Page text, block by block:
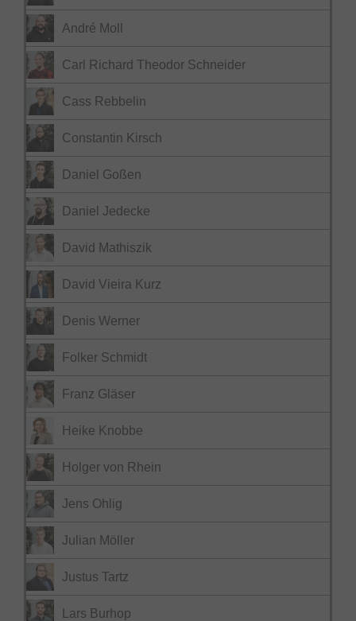
André Moll
Carl Richard Theodor Schneider
Cass Rebbelin
Constantin Kirsch
Daniel Goßen
Daniel Jedecke
David Mathiszik
David Vieira Kurz
Denis Werner
Folker Schmidt
Franz Gläser
Heike Knobbe
Holger von Rhein
Jens Ohlig
Julian Möller
Justus Tartz
Lars Burhop